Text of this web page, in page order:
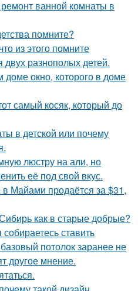
ванной комнаты в
помните?
из этого помните
двух разнополых детей.
окно, которого в доме
самый косяк, который до
в детской или почему
люстру на али, но
её под свой вкус.
Майами продаётся за $31,
как в старые добрые?
ставить
потолок заранее не
другое мнение.